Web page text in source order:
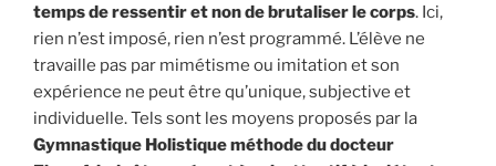
temps de ressentir et non de brutaliser le corps. Ici,
rien n’est imposé, rien n’est programmé. L’élève ne
travaille pas par mimétisme ou imitation et son
expérience ne peut être qu’unique, subjective et
individuelle. Tels sont les moyens proposés par la
Gymnastique Holistique méthode du docteur